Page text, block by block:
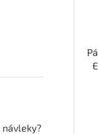
návleky?